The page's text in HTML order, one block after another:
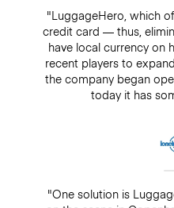
"LuggageHero, which
credit card — thus,
have local currency on
recent players to
the company began
today it has
"One solution is